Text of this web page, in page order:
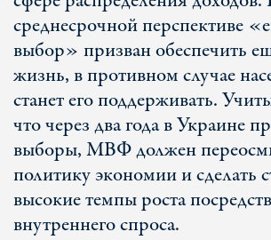
среднесрочной перспективе
выбор» призван обеспечить
жизнь, в противном случае
станет его поддерживать.
что через два года в Украине
выборы, МВФ должен
политику экономии и сделать
высокие темпы роста
внутреннего спроса.